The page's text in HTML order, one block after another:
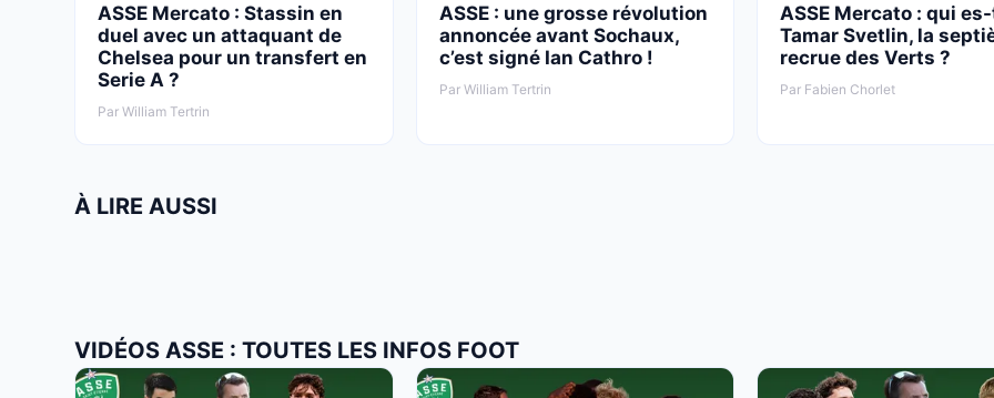
ASSE Mercato : Stassin en
duel avec un attaquant de
Chelsea pour un transfert en
Serie A ?
Par William Tertrin
ASSE : une grosse révolution
annoncée avant Sochaux,
c’est signé Ian Cathro !
Par William Tertrin
ASSE Mercato : qui
Tamar Svetlin, la
recrue des Verts ?
Par Fabien Chorlet
À LIRE AUSSI
VIDÉOS ASSE : TOUTES LES INFOS FOOT